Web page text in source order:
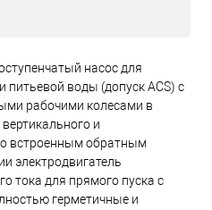
насос для
питьевой воды (допуск ACS) с
рабочими колесами в
и
встроенным обратным
электродвигатель
тока для прямого пуска с
герметичные и